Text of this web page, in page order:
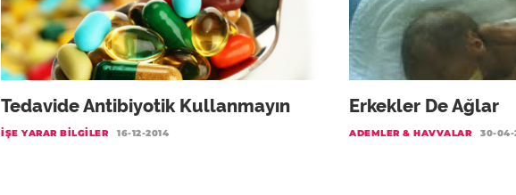
Tedavide Antibiyotik Kullanmayın
İŞE YARAR BILGILER 16-12-2014
Erkekler De Ağlar
ADEMLER & HAVVALAR 30-04-